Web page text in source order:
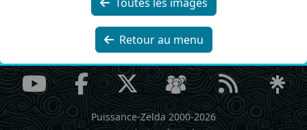
Retour au menu
Puissance-Zelda 2000-2026